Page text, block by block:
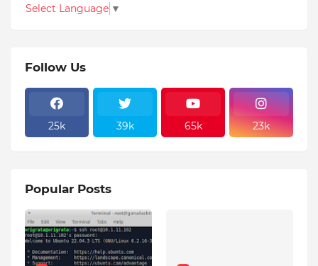
Select Language ▼
Follow Us
25k 39k 65k 23k
Popular Posts